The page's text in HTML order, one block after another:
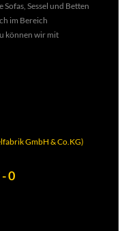
Sessel und Betten
im Bereich
können wir mit
GmbH & Co.KG)
0